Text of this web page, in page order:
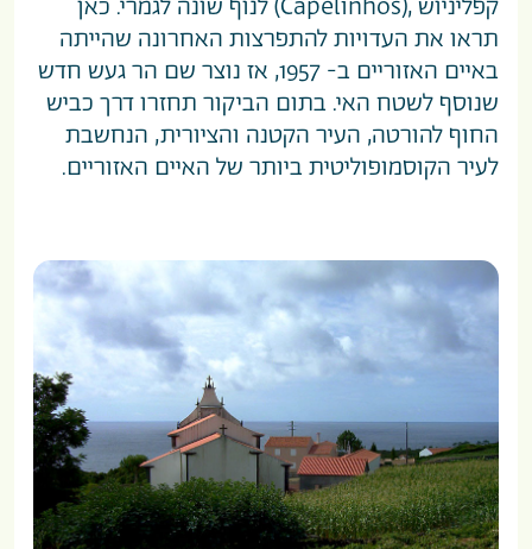
קפליניוש ,(Capelinhos) לנוף שונה לגמרי. כאן
תראו את העדויות להתפרצות האחרונה שהייתה
באיים האזוריים ב- 1957, אז נוצר שם הר געש חדש
שנוסף לשטח האי. בתום הביקור תחזרו דרך כביש
החוף להורטה, העיר הקטנה והציורית, הנחשבת
לעיר הקוסמופוליטית ביותר של האיים האזוריים.